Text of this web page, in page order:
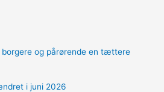
og pårørende en tættere
i juni 2026